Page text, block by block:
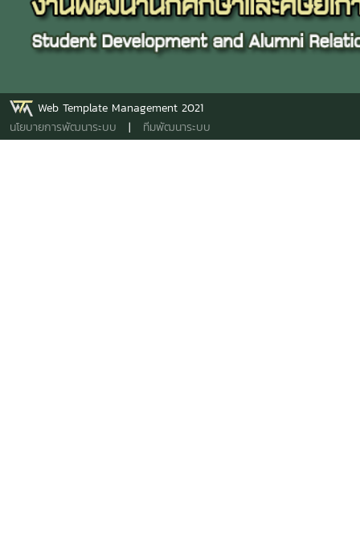
Web Template Management 2021
นโยบายการพัฒนาระบบ | ทีมพัฒนาระบบ